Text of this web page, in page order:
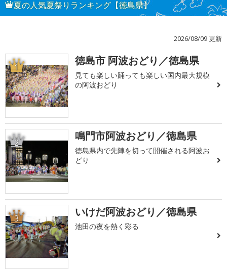
夏の人気夏祭りランキング【徳島県】
2026/08/09 更新
1 徳島市 阿波おどり／徳島県
見ても楽しい踊っても楽しい国内最大規模
の阿波おどり
2 鳴門市阿波おどり／徳島県
徳島県内で先陣を切って開催される阿波お
どり
3 いけだ阿波おどり／徳島県
池田の夜を熱く彩る